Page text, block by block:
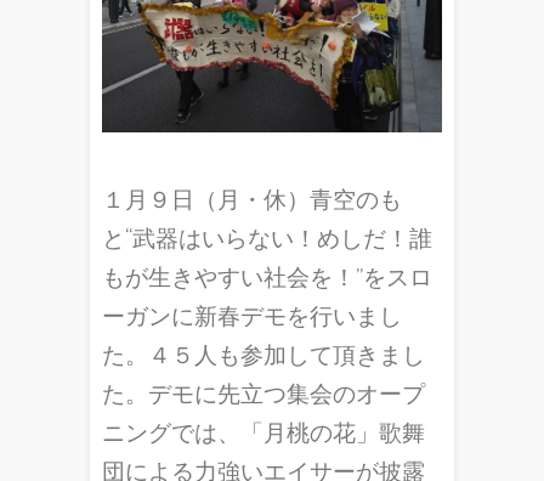
１月９日（月・休）青空のも
と“武器はいらない！めしだ！誰
もが生きやすい社会を！”をスロ
ーガンに新春デモを行いまし
た。４５人も参加して頂きまし
た。デモに先立つ集会のオープ
ニングでは、「月桃の花」歌舞
団による力強いエイサーが披露